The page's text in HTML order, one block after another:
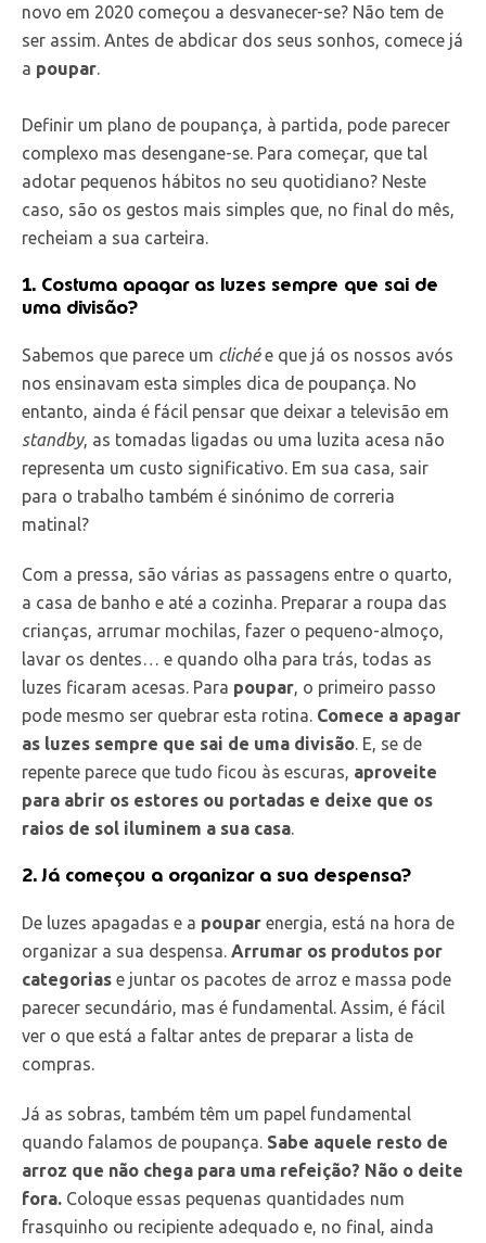
novo em 2020 começou a desvanecer-se? Não tem de
ser assim. Antes de abdicar dos seus sonhos, comece já
a poupar
Definir um plano de poupança, à partida, pode parecer
complexo mas desengane-se. Para começar, que tal
adotar pequenos hábitos no seu quotidiano? Neste
caso, são os gestos mais simples que, no final do mês,
recheiam a sua carteira.
1. Costuma apagar as luzes sempre que sai de
uma divisão?
Sabemos que parece um clichée que já os nossos avós
nos ensinavam esta simples dica de poupança. No
entanto, ainda é fácil pensar que deixar a televisão em
standby, as tomadas ligadas ou uma luzita acesa não
representa um custo significativo. Em sua casa, sair
para o trabalho também é sinónimo de correria
matinal?
Com a pressa, são várias as passagens entre o quarto,
a casa de banho e até a cozinha. Preparar a roupa das
crianças, arrumar mochilas, fazer o pequeno-almoço,
lavar os dentes… e quando olha para trás, todas as
luzes ficaram acesas. Para poupar , o primeiro passo
pode mesmo ser quebrar esta rotina. Comece a apagar
as luzes sempre que sai de uma divisão . E, se de
repente parece que tudo ficou às escuras, aproveite
para abrir os estores ou portadas e deixe que os
raios de sol iluminem a sua casa
2. Já começou a organizar a sua despensa?
De luzes apagadas e a poupar energia, está na hora de
organizar a sua despensa. Arrumar os produtos por
categorias e juntar os pacotes de arroz e massa pode
parecer secundário, mas é fundamental. Assim, é fácil
ver o que está a faltar antes de preparar a lista de
compras.
Já as sobras, também têm um papel fundamental
quando falamos de poupança. Sabe aquele resto de
arroz que não chega para uma refeição? Não o deite
fora. Coloque essas pequenas quantidades num
frasquinho ou recipiente adequado e, no final, ainda